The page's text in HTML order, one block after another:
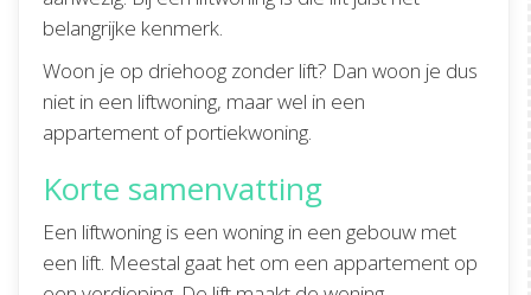
belangrijke kenmerk.
Woon je op driehoog zonder lift? Dan woon je dus
niet in een liftwoning, maar wel in een
appartement of portiekwoning.
Korte samenvatting
Een liftwoning is een woning in een gebouw met
een lift. Meestal gaat het om een appartement op